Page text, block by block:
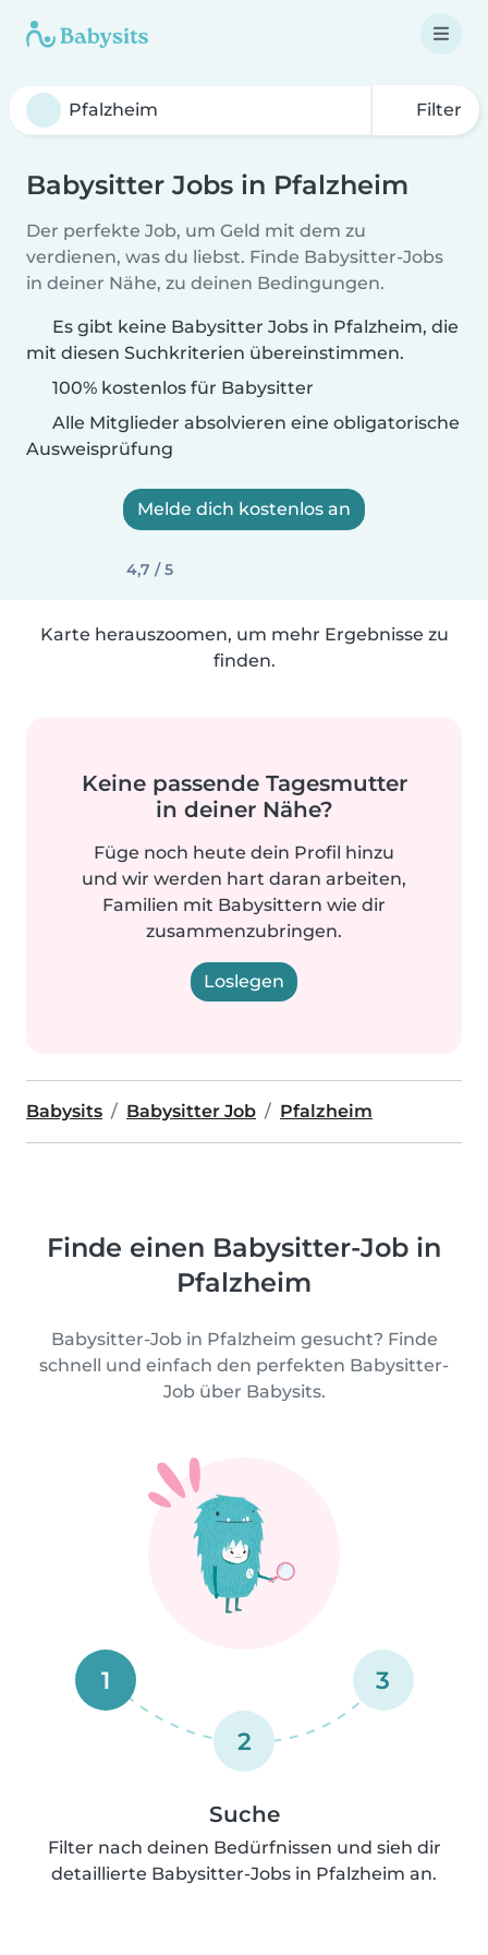
Filter
Babysitter Jobs in Pfalzheim
Der perfekte Job, um Geld mit dem zu
verdienen, was du liebst. Finde Babysitter-Jobs
in deiner Nähe, zu deinen Bedingungen.
Es gibt keine Babysitter Jobs in Pfalzheim, die
mit diesen Suchkriterien übereinstimmen.
100% kostenlos für Babysitter
Alle Mitglieder absolvieren eine obligatorische
Ausweisprüfung
Melde dich kostenlos an
4,7 / 5
Karte herauszoomen, um mehr Ergebnisse zu
finden.
Keine passende Tagesmutter
in deiner Nähe?
Füge noch heute dein Profil hinzu
und wir werden hart daran arbeiten,
Familien mit Babysittern wie dir
zusammenzubringen.
Loslegen
Babysits Babysitter Job Pfalzheim
Finde einen Babysitter-Job in
Pfalzheim
Babysitter-Job in Pfalzheim gesucht? Finde
schnell und einfach den perfekten Babysitter-
Job über Babysits.
1
2
3
Suche
Filter nach deinen Bedürfnissen und sieh dir
detaillierte Babysitter-Jobs in Pfalzheim an.